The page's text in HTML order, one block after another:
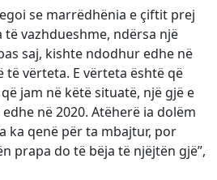
se marrëdhënia e çiftit prej
vazhdueshme, ndërsa një
saj, kishte ndodhur edhe në
të vërteta. E vërteta është që
jam në këtë situatë, një gjë e
në 2020. Atëherë ia dolëm
ka qenë për ta mbajtur, por
prapa do të bëja të njëjtën gjë”,